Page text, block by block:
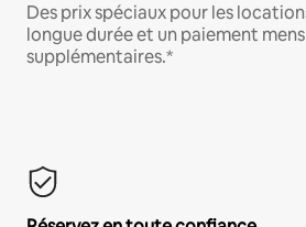
Des prix spéciaux pour les
longue durée et un paiement
supplémentaires.*